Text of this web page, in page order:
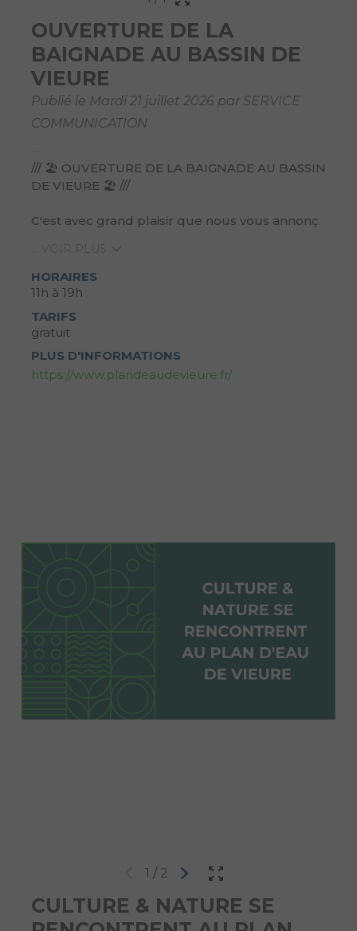
OUVERTURE DE LA
BAIGNADE AU BASSIN DE
VIEURE
Publié le Mardi 21 juillet 2026 par SERVICE
COMMUNICATION
/// 🏖️ OUVERTURE DE LA BAIGNADE AU BASSIN
DE VIEURE 🏖️ ///
C'est avec grand plaisir que nous vous annonç
HORAIRES
11h à 19h
TARIFS
gratuit
PLUS D'INFORMATIONS
https://www.plandeaudevieure.fr/
1 / 2
CULTURE & NATURE SE